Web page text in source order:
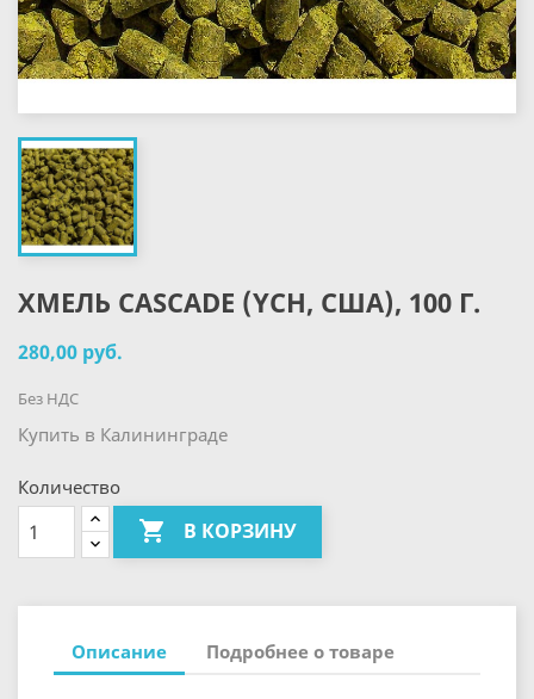
ХМЕЛЬ CASCADE (YCH, США), 100 Г.
280,00 руб.
Без НДС
Купить в Калининграде
Количество
 В КОРЗИНУ
Описание Подробнее о товаре